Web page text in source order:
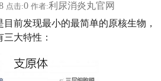
点击:0 作者:利尿消炎丸官网
前发现最小的最简单的原核生物，
大特性：